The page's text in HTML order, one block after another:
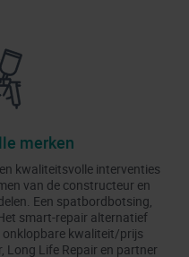
merken
kwaliteitsvolle interventies
van de constructeur en
Een spatbordbotsing,
smart-repair alternatief
kwaliteit/prijs
Long Life Repair en partner